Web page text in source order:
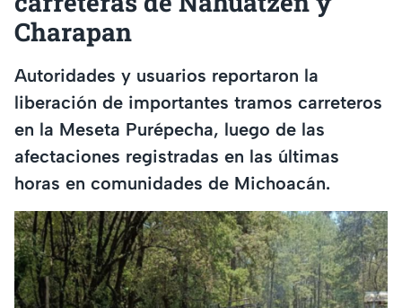
Charapan
Autoridades y usuarios reportaron la
liberación de importantes tramos carreteros
en la Meseta Purépecha, luego de las
afectaciones registradas en las últimas
horas en comunidades de Michoacán.